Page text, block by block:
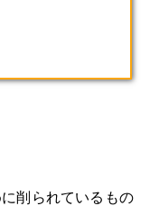
削られているもの